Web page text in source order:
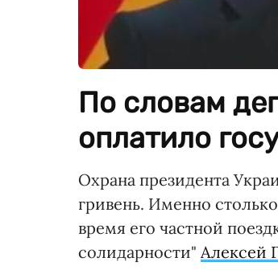
По словам
оплатило
Охрана президента
гривень. Именно
время его частной
солидарности" Алексей